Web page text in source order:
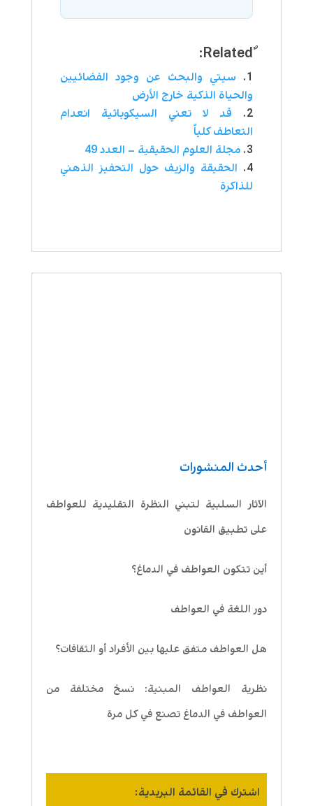
أحدث المنشورات
الآثار السلبية لتبني النظرة التقليدية للعواطف
على تطبيق القانون
أين تتكون العواطف في الدماغ؟
دور اللغة في العواطف
هل العواطف متفق عليها بين الأفراد أو الثقافات؟
نظرية العواطف المبنية: نسخ مختلفة من
العواطف في الدماغ تصنع في كل مرة
اشترك في القائمة البريدية:
ٌRelated:
سيتي والبحث عن وجود الفضائيين
والحياة الذكية خارج الأرض
قد‌ ‌لا‌ ‌تعني‌ ‌السيكوباثية‌ ‌انعدام‌
‌التعاطف‌ ‌كلياً‌
مجلة العلوم الحقيقية – العدد 49
الحقيقة والزيف حول التحفيز الذهني
للذاكرة